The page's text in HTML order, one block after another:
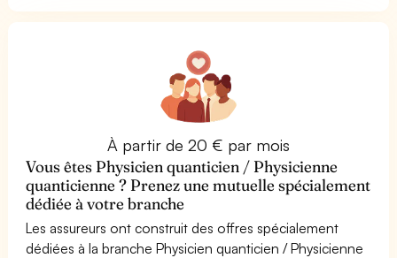
À partir de 20 € par mois
Vous êtes Physicien quanticien / Physicienne
quanticienne ? Prenez une mutuelle spécialement
dédiée à votre branche
Les assureurs ont construit des offres spécialement
dédiées à la branche Physicien quanticien / Physicienne